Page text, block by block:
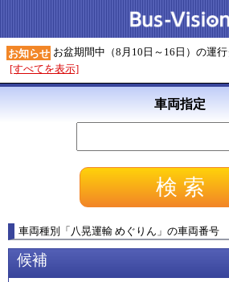
お知らせ お盆期間中（8月10日～16日）の運
[すべてを表示]
車両指定
車両種別 「 八晃運輸 めぐりん 」 の車両番号
候補